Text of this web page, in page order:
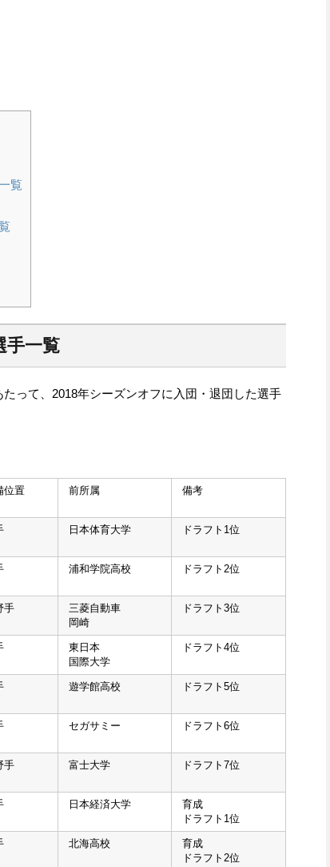
覧
手一覧
って、2018年シーズンオフに入団・退団した選手
位置 前所属 備考
日本体育大学 ドラフト1位
浦和学院高校 ドラフト2位
手
三菱自動車
岡崎
ドラフト3位
東日本
国際大学
ドラフト4位
遊学館高校 ドラフト5位
セガサミー ドラフト6位
手 富士大学 ドラフト7位
日本経済大学
育成
ドラフト1位
北海高校
育成
ドラフト2位